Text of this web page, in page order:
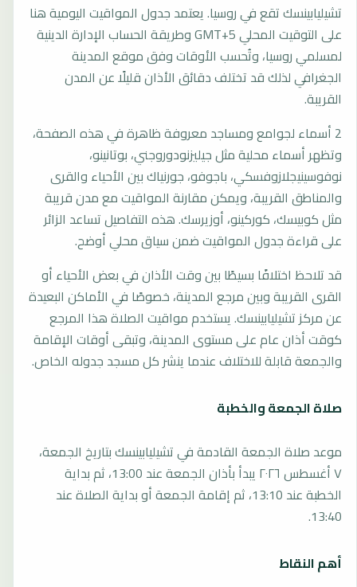
تشيليابينسك تقع في روسيا. يعتمد جدول المواقيت اليومية هنا
على التوقيت المحلي GMT+5 وطريقة الحساب الإدارة الدينية
لمسلمي روسيا، وتُحسب الأوقات وفق موقع المدينة
الجغرافي لذلك قد تختلف دقائق الأذان قليلًا عن المدن
القريبة.
2 أسماء لجوامع ومساجد معروفة ظاهرة في هذه الصفحة،
وتظهر أسماء محلية مثل جيليزنودوروجني، بوتانينو،
نوفوسينيجلازوفسكي، باجوفو، جورنياك بين الأحياء والقرى
والمناطق القريبة، ويمكن مقارنة المواقيت مع مدن قريبة
مثل كوبيسك، كوركينو، أوزيرسك. هذه التفاصيل تساعد الزائر
على قراءة جدول المواقيت ضمن سياق محلي أوضح.
قد تلاحظ اختلافًا بسيطًا بين وقت الأذان في بعض الأحياء أو
القرى القريبة وبين مرجع المدينة، خصوصًا في الأماكن البعيدة
عن مركز تشيليابينسك. يستخدم مواقيت الصلاة هذا المرجع
كوقت أذان عام على مستوى المدينة، وتبقى أوقات الإقامة
والجمعة قابلة للاختلاف عندما ينشر كل مسجد جدوله الخاص.
صلاة الجمعة والخطبة
موعد صلاة الجمعة القادمة في تشيليابينسك بتاريخ الجمعة،
٧ أغسطس ٢٠٢٦ يبدأ بأذان الجمعة عند 13:00، ثم بداية
الخطبة عند 13:10، ثم إقامة الجمعة أو بداية الصلاة عند
13:40.
أهم النقاط